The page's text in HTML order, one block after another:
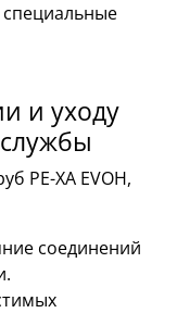
и уходу
PE-XA EVOH,
соединений